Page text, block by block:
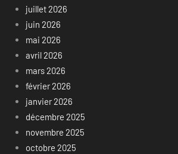
juillet 2026
juin 2026
mai 2026
avril 2026
mars 2026
février 2026
janvier 2026
décembre 2025
novembre 2025
octobre 2025